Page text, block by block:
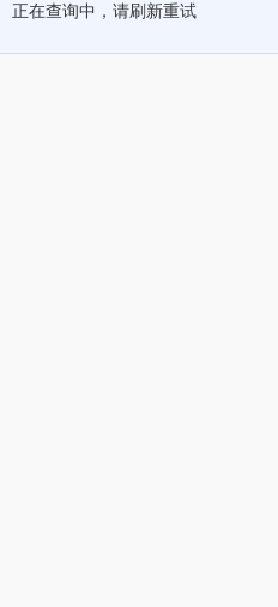
正在查询中，请刷新重试